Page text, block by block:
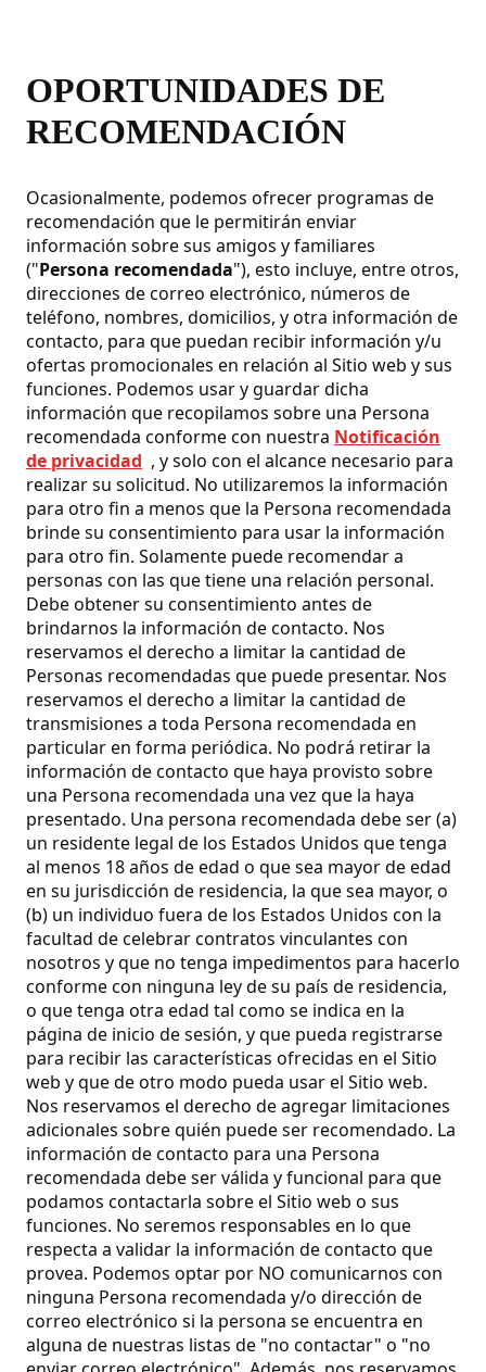
OPORTUNIDADES DE
RECOMENDACIÓN
Ocasionalmente, podemos ofrecer programas de
recomendación que le permitirán enviar
información sobre sus amigos y familiares
("Persona recomendada"), esto incluye, entre otros,
direcciones de correo electrónico, números de
teléfono, nombres, domicilios, y otra información de
contacto, para que puedan recibir información y/u
ofertas promocionales en relación al Sitio web y sus
funciones. Podemos usar y guardar dicha
información que recopilamos sobre una Persona
recomendada conforme con nuestra Notificación
de privacidad , y solo con el alcance necesario para
realizar su solicitud. No utilizaremos la información
para otro fin a menos que la Persona recomendada
brinde su consentimiento para usar la información
para otro fin. Solamente puede recomendar a
personas con las que tiene una relación personal.
Debe obtener su consentimiento antes de
brindarnos la información de contacto. Nos
reservamos el derecho a limitar la cantidad de
Personas recomendadas que puede presentar. Nos
reservamos el derecho a limitar la cantidad de
transmisiones a toda Persona recomendada en
particular en forma periódica. No podrá retirar la
información de contacto que haya provisto sobre
una Persona recomendada una vez que la haya
presentado. Una persona recomendada debe ser (a)
un residente legal de los Estados Unidos que tenga
al menos 18 años de edad o que sea mayor de edad
en su jurisdicción de residencia, la que sea mayor, o
(b) un individuo fuera de los Estados Unidos con la
facultad de celebrar contratos vinculantes con
nosotros y que no tenga impedimentos para hacerlo
conforme con ninguna ley de su país de residencia,
o que tenga otra edad tal como se indica en la
página de inicio de sesión, y que pueda registrarse
para recibir las características ofrecidas en el Sitio
web y que de otro modo pueda usar el Sitio web.
Nos reservamos el derecho de agregar limitaciones
adicionales sobre quién puede ser recomendado. La
información de contacto para una Persona
recomendada debe ser válida y funcional para que
podamos contactarla sobre el Sitio web o sus
funciones. No seremos responsables en lo que
respecta a validar la información de contacto que
provea. Podemos optar por NO comunicarnos con
ninguna Persona recomendada y/o dirección de
correo electrónico si la persona se encuentra en
alguna de nuestras listas de "no contactar" o "no